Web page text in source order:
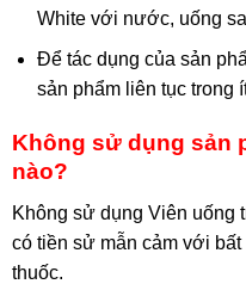
White với nước, uống
Để tác dụng của sản
sản phẩm liên tục trong
Không sử dụng sản
nào?
Không sử dụng Viên uống
có tiền sử mẫn cảm với
thuốc.